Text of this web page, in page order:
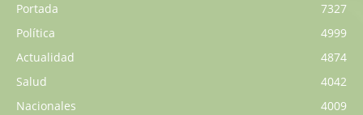
Portada
7327
Política
4999
Actualidad
4874
Salud
4042
Nacionales
4009